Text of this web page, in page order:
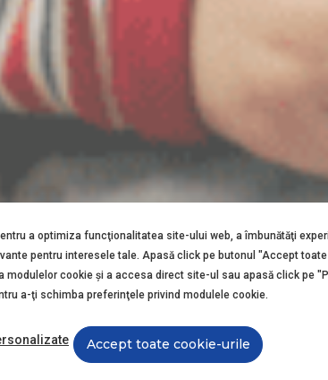
a optimiza funcţionalitatea site-ului web, a îmbunătăţi
pentru interesele tale. Apasă click pe butonul "Accept
modulelor cookie şi a accesa direct site-ul sau apasă click pe
a-ţi schimba preferinţele privind modulele cookie.
Accept toate cookie-urile